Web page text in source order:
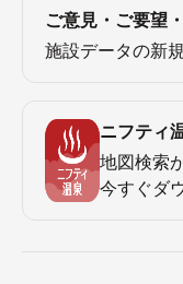
ご意見・ご要望
施設データの新
ニフティ
地図検索
今すぐダ